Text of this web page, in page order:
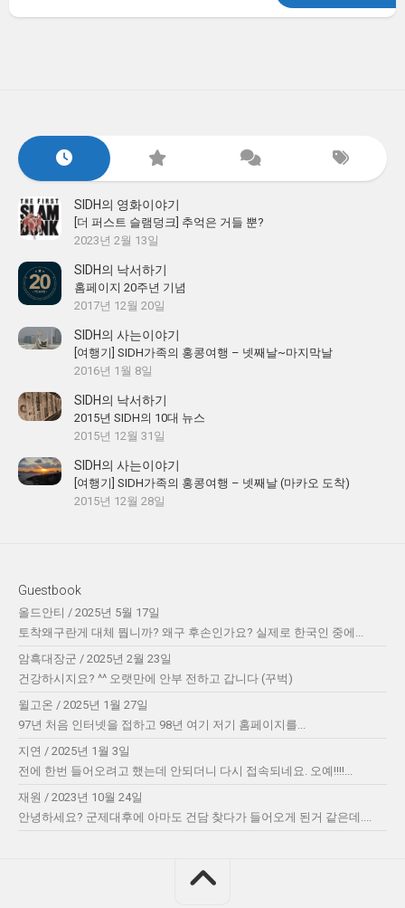
SIDH의 영화이야기
[더 퍼스트 슬램덩크] 추억은 거들 뿐?
2023년 2월 13일
SIDH의 낙서하기
홈페이지 20주년 기념
2017년 12월 20일
SIDH의 사는이야기
[여행기] SIDH가족의 홍콩여행 – 넷째날~마지막날
2016년 1월 8일
SIDH의 낙서하기
2015년 SIDH의 10대 뉴스
2015년 12월 31일
SIDH의 사는이야기
[여행기] SIDH가족의 홍콩여행 – 넷째날 (마카오 도착)
2015년 12월 28일
Guestbook
올드안티 / 2025년 5월 17일
토착왜구란게 대체 뭡니까? 왜구 후손인가요? 실제로 한국인 중에...
암흑대장군 / 2025년 2월 23일
건강하시지요? ^^ 오랫만에 안부 전하고 갑니다 (꾸벅)
윌고온 / 2025년 1월 27일
97년 처음 인터넷을 접하고 98년 여기 저기 홈페이지를...
지연 / 2025년 1월 3일
전에 한번 들어오려고 했는데 안되더니 다시 접속되네요. 오예!!!!...
재원 / 2023년 10월 24일
안녕하세요? 군제대후에 아마도 건담 찾다가 들어오게 된거 같은데....